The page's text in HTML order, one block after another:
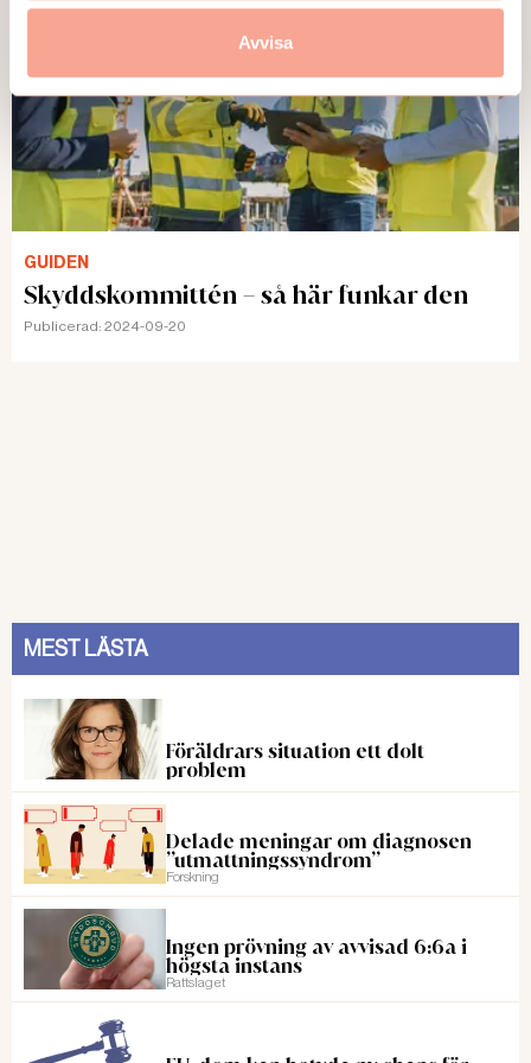
Avvisa
GUIDEN
Skyddskommittén – så här funkar den
Publicerad: 2024-09-20
MEST LÄSTA
Föräldrars situation ett dolt
problem
Delade meningar om diagnosen
”utmattningssyndrom”
Forskning
Ingen prövning av avvisad 6:6a i
högsta instans
Rattslaget